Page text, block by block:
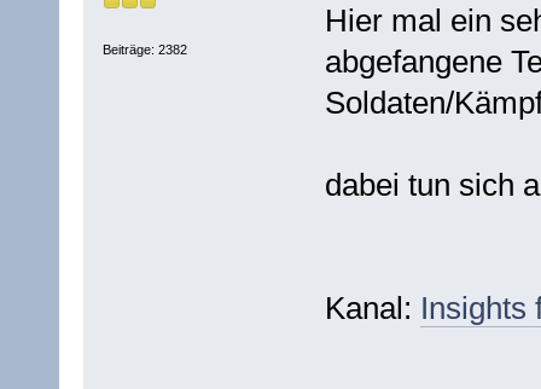
Beiträge: 2382
Hier mal ein
abgefangene
Soldaten/
dabei tun sich
Kanal: Insights